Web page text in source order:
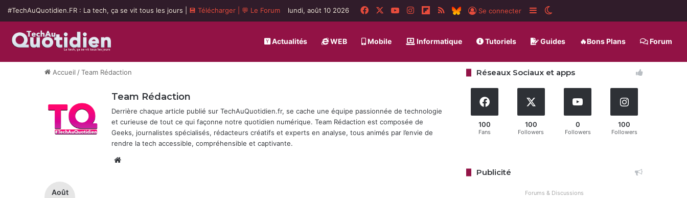
#TechAuQuotidien.FR : La tech, ça se vit tous les jours | 💾 Télécharger 💬 Le Forum lundi, août 10 2026 FacebookYouTubeInstagramFlipboard
RSS BlueSky
Se connecter Sidebar (barre latérale)
Actualités WEB Mobile Informatique Tutoriels Guides 🔥Bons Plans Forum
Accueil /Team Rédaction
Team Rédaction
Derrière chaque article publié sur TechAuQuotidien.fr, se cache une équipe passionnée de technologie
et curieuse de tout ce qui façonne notre quotidien numérique. Team Rédaction est composée de
Geeks, journalistes spécialisés, rédacteurs créatifs et experts en analyse, tous animés par l’envie de
rendre la tech accessible, compréhensible et captivante.
Août
Réseaux Sociaux et apps
100
Fans
100
Followers
0
Followers
100
Followers
Publicité
Forums & Discussions